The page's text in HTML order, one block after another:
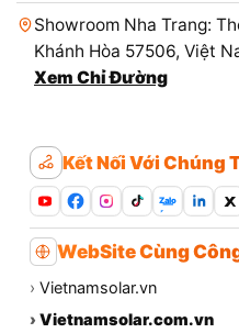
Showroom Nha Trang:
Khánh Hòa 57506, Việt
Xem Chỉ Đường
Kết Nối Với Chúng
Zalo
WebSite Cùng
› Vietnamsolar.vn
› Vietnamsolar.com.vn